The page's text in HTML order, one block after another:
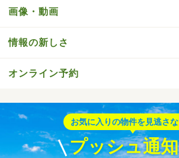
画像・動画
情報の新しさ
オンライン予約
お気に入りの物件を見逃さな
プッシュ通